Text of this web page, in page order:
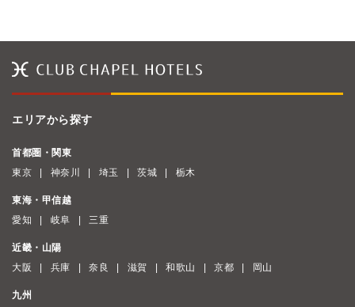
エリアから探す
首都圏・関東
東京
神奈川 埼玉 茨城 栃木
東海・甲信越
愛知
岐阜 三重
近畿・山陽
大阪
兵庫 奈良 滋賀 和歌山 京都 岡山
九州